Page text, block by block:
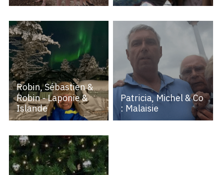
Robin, Sébastien &
Robin - Laponie &
Islande
Patricia, Michel & Co
: Malaisie